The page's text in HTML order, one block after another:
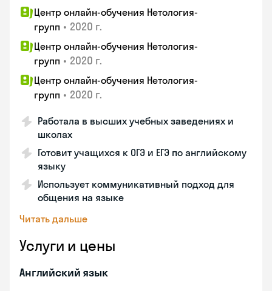
Центр онлайн-обучения Нетология-
групп • 2020 г.
Центр онлайн-обучения Нетология-
групп • 2020 г.
Центр онлайн-обучения Нетология-
групп • 2020 г.
Работала в высших учебных заведениях и
школах
Готовит учащихся к ОГЭ и ЕГЭ по английскому
языку
Использует коммуникативный подход для
общения на языке
Читать дальше
Услуги и цены
Английский язык